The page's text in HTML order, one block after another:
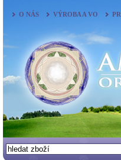
O NÁS VÝROBA A VO